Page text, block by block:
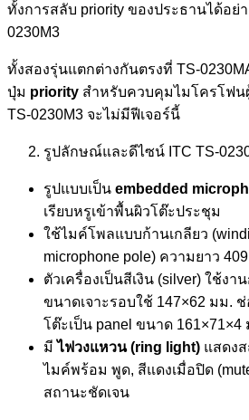
ทั้งการสลับ priority ของประธานได้อย่
0230M3
ทั้งสองรุ่นแตกต่างกันตรงที่
ปุ่ม priority สำหรับควบคุมไมโครโฟ
TS‑0230M3 จะไม่มีฟีเจอร์นี้
รูปลักษณ์และดีไซน์ ITC TS-
รูปแบบเป็น embedded
เรียบหรูเข้าพื้นผิวโต๊ะประชุม
ใช้ไมค์โพลแบบก้านเกลียว
microphone pole) ความยาว
ตัวเครื่องเป็นสีเงิน (silver) ใช้งา
ขนาดเจาะรอบใช้ 147×62 มม.
โต๊ะเป็น panel ขนาด 161×71×4
มีไฟวงแหวน (ring light) แสดงส
ไมค์พร้อม พูด, สีแดงเมื่อปิด
สถานะชัดเจน